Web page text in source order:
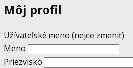
Môj profil
Užívateľské meno (nejde zmeniť)
Meno
Priezvisko